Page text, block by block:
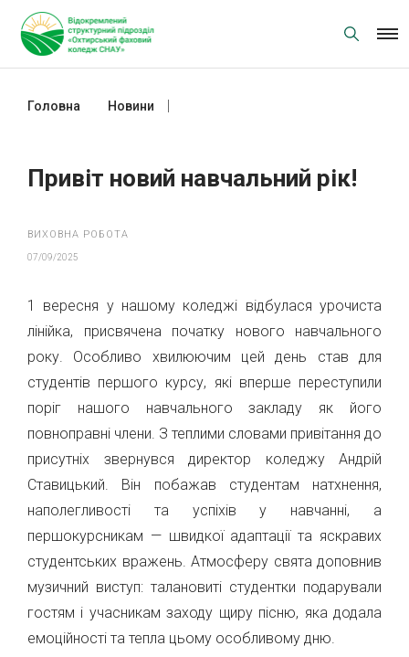
content
Головна Новини
Привіт новий навчальний рік!
ВИХОВНА РОБОТА
07/09/2025
1 вересня у нашому коледжі відбулася урочиста
лінійка, присвячена початку нового навчального
року. Особливо хвилюючим цей день став для
студентів першого курсу, які вперше переступили
поріг нашого навчального закладу як його
повноправні члени. З теплими словами привітання до
присутніх звернувся директор коледжу Андрій
Ставицький. Він побажав студентам натхнення,
наполегливості та успіхів у навчанні, а
першокурсникам — швидкої адаптації та яскравих
студентських вражень. Атмосферу свята доповнив
музичний виступ: талановиті студентки подарували
гостям і учасникам заходу щиру пісню, яка додала
емоційності та тепла цьому особливому дню.